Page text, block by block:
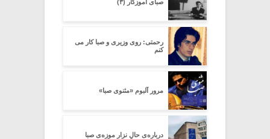
صبای آموزگار (۳)
رحمتی: روی وزیری و صبا کار می
کنم
مرور آلبوم «مثنوی صبا»
درباره‌ی حالِ نزارِ موزه‌ی صبا